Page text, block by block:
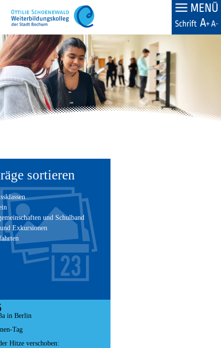
Skip
to
content
sortieren
und Schulband
Exkursionen
in Berlin
Tag
Hitze verschoben: